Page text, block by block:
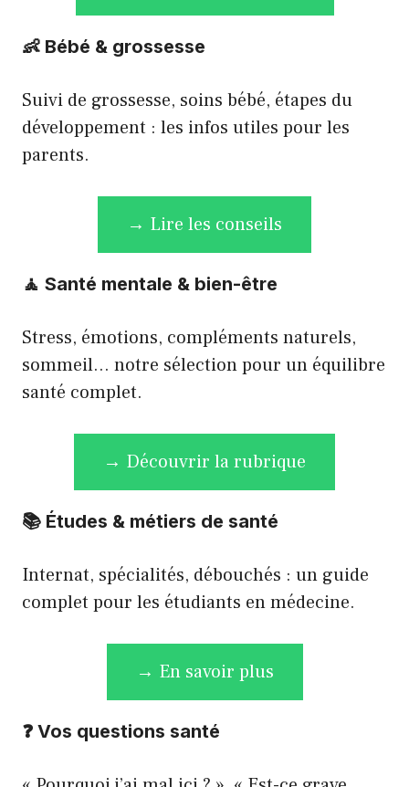
👶 Bébé & grossesse
Suivi de grossesse, soins bébé, étapes du
développement : les infos utiles pour les
parents.
→ Lire les conseils
🧘 Santé mentale & bien-être
Stress, émotions, compléments naturels,
sommeil… notre sélection pour un équilibre
santé complet.
→ Découvrir la rubrique
📚 Études & métiers de santé
Internat, spécialités, débouchés : un guide
complet pour les étudiants en médecine.
→ En savoir plus
❓ Vos questions santé